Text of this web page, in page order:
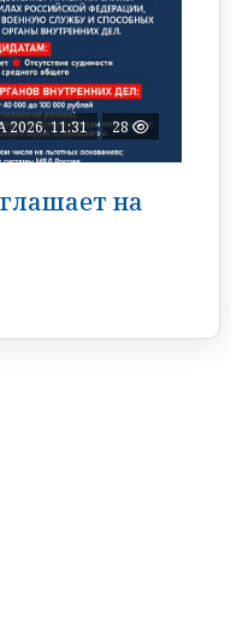
2026, 11:31 28
на